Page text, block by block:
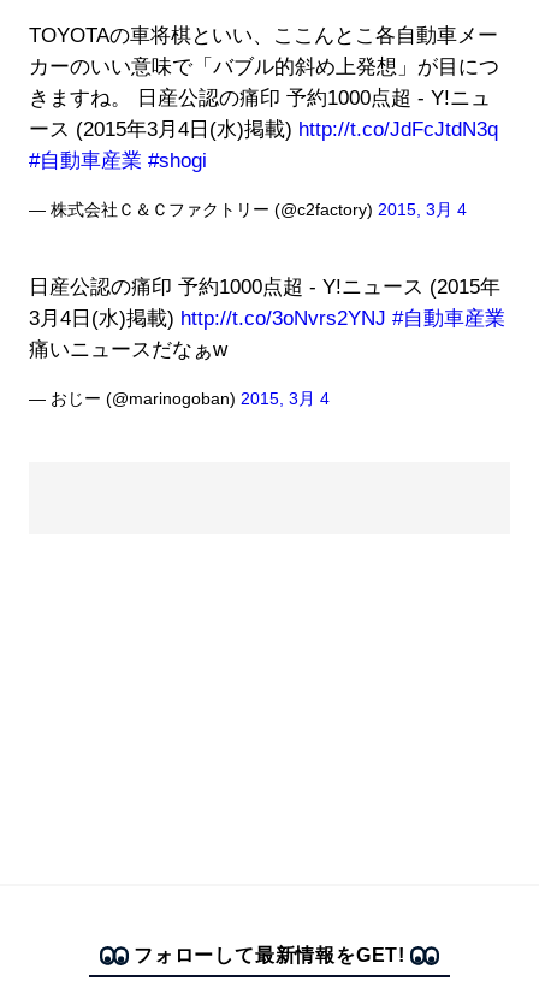
TOYOTAの車将棋といい、ここんとこ各自動車メー
カーのいい意味で「バブル的斜め上発想」が目につ
きますね。 日産公認の痛印 予約1000点超 - Y!ニュ
ース (2015年3月4日(水)掲載) http://t.co/JdFcJtdN3q
#自動車産業 #shogi
— 株式会社Ｃ＆Ｃファクトリー (@c2factory) 2015, 3月 4
日産公認の痛印 予約1000点超 - Y!ニュース (2015年
3月4日(水)掲載) http://t.co/3oNvrs2YNJ #自動車産業
痛いニュースだなぁw
— おじー (@marinogoban) 2015, 3月 4
フォローして最新情報をGET!